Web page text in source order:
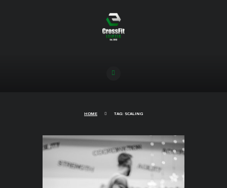
HOME TAG: SCALING
Der RX Faktor – Scale or not to
scale
6213
COMMENTS